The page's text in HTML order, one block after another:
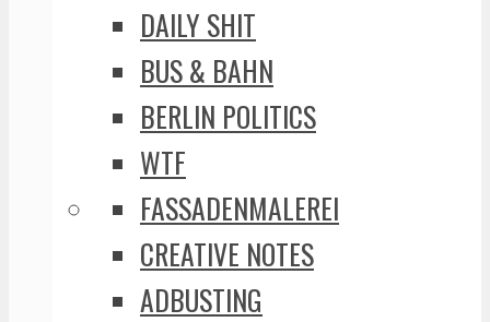
DAILY SHIT
BUS & BAHN
BERLIN POLITICS
WTF
FASSADENMALEREI
CREATIVE NOTES
ADBUSTING